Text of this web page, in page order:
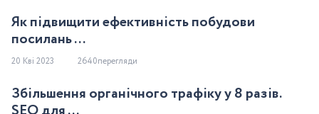
Як підвищити ефективність побудови
посилань ...
20 Кві 2023 2640перегляди
Збільшення органічного трафіку у 8 разів.